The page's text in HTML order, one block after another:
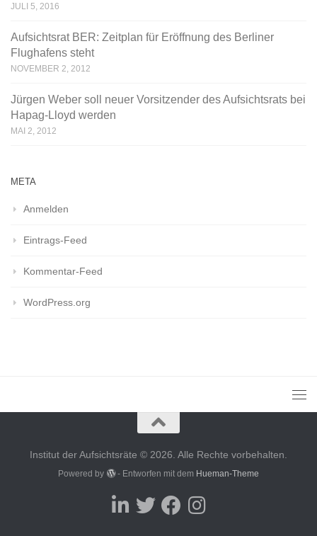
JULI 5, 2016
Aufsichtsrat BER: Zeitplan für Eröffnung des Berliner
Flughafens steht
NOVEMBER 2, 2012
Jürgen Weber soll neuer Vorsitzender des Aufsichtsrats bei
Hapag-Lloyd werden
MAI 2, 2012
META
Anmelden
Eintrags-Feed
Kommentar-Feed
WordPress.org
Institut der Aufsichtsräte © 2026. Alle Rechte vorbehalten.
Powered by - Entworfen mit dem Hueman-Theme